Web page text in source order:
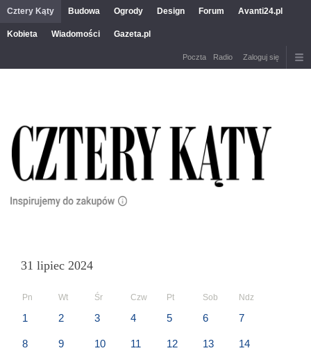
Cztery Kąty Budowa Ogrody Design Forum Avanti24.pl
Kobieta Wiadomości Gazeta.pl
Poczta Radio Zaloguj się
31 lipiec 2024
Pn Wt Śr Czw Pt Sob Ndz
1 2 3 4 5 6 7
8 9 10 11 12 13 14